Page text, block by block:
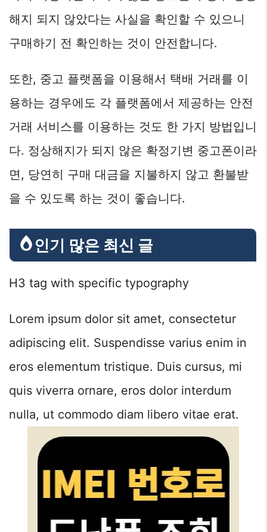
해지 되지 않았다는 사실을 확인할 수 있으니
구매하기 전 확인하는 것이 안전합니다.
또한, 중고 플랫폼을 이용해서 택배 거래를 이
용하는 경우에도 각 플랫폼에서 제공하는 안전
거래 서비스를 이용하는 것도 한 가지 방법입니
다. 정상해지가 되지 않은 확정기변 중고폰이라
면, 당연히 구매 대금을 지불하지 않고 환불받
을 수 있도록 하는 것이 좋습니다.
인기 많은 최신 글
H3 tag with specific typography
Lorem ipsum dolor sit amet, consectetur
adipiscing elit. Suspendisse varius enim in
eros elementum tristique. Duis cursus, mi
quis viverra ornare, eros dolor interdum
nulla, ut commodo diam libero vitae erat.